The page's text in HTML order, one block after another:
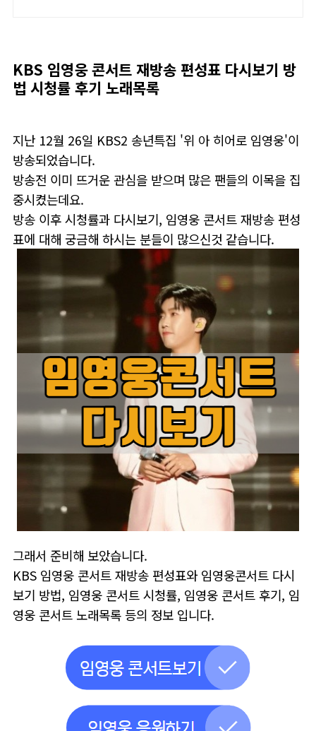
KBS 임영웅 콘서트 재방송 편성표 다시보기 방
법 시청률 후기 노래목록
지난 12월 26일 KBS2 송년특집 '위 아 히어로 임영웅'이
방송되었습니다.
방송전 이미 뜨거운 관심을 받으며 많은 팬들의 이목을 집
중시켰는데요.
방송 이후 시청률과 다시보기, 임영웅 콘서트 재방송 편성
표에 대해 궁금해 하시는 분들이 많으신것 같습니다.
그래서 준비해 보았습니다.
KBS 임영웅 콘서트 재방송 편성표와 임영웅콘서트 다시
보기 방법, 임영웅 콘서트 시청률, 임영웅 콘서트 후기, 임
영웅 콘서트 노래목록 등의 정보 입니다.